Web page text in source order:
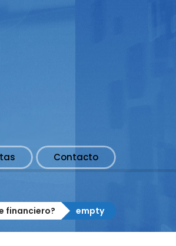
Contacto
financiero? empty